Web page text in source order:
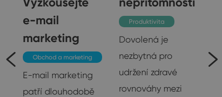
e-mail
marketing
Obchod a marketing
E-mail marketing
patří dlouhodobě
Produktivita
Dovolená je
nezbytná pro
udržení zdravé
rovnováhy mezi